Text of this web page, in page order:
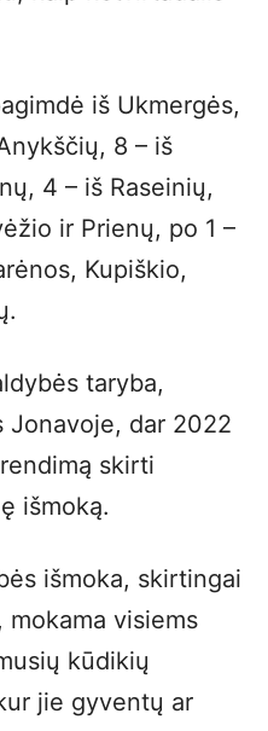
iš Ukmergės,
8 – iš
4 – iš Raseinių,
ir Prienų, po 1 –
Kupiškio,
taryba,
Jonavoje, dar 2022
skirti
išmoką.
išmoka, skirtingai
visiems
kūdikių
jie gyventų ar